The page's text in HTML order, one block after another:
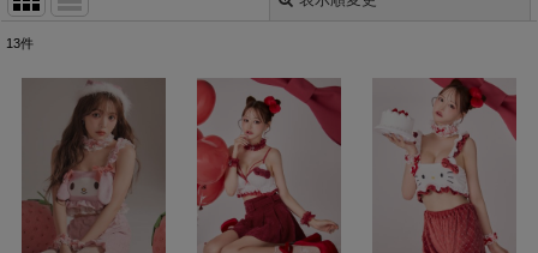
並び順
絞り込む
13件